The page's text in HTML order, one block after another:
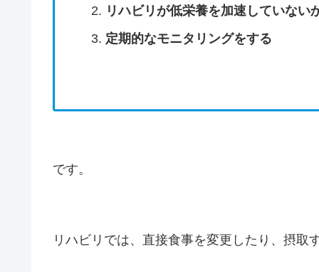
リハビリが低栄養を加速していない
定期的なモニタリングをする
です。
リハビリでは、直接食事を変更したり、摂取